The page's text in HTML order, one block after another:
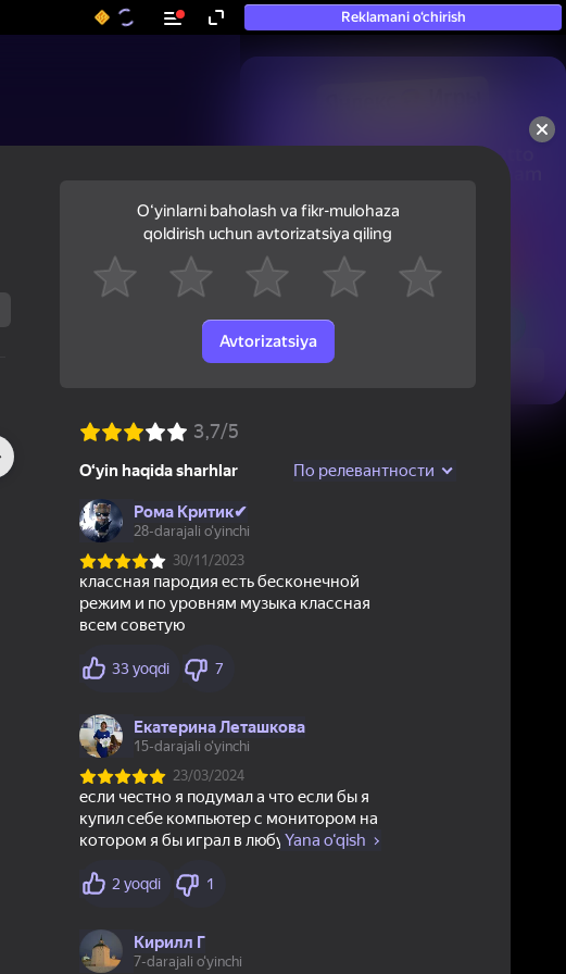
Reklamani o‘chirish
50+ eng yaxshi o‘yinlar, hatto
«o‘ynamaydigan» odamlar ham
Oʻyinlarni baholash va fikr-mulohaza
qoldirish uchun avtorizatsiya qiling
Avtorizatsiya